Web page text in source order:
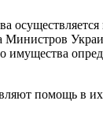
Министров
имущества
помощь в